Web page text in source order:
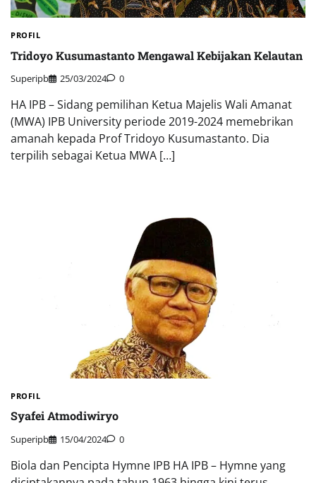
PROFIL
Tridoyo Kusumastanto Mengawal Kebijakan Kelautan
Superipb 25/03/2024 0
HA IPB – Sidang pemilihan Ketua Majelis Wali Amanat
(MWA) IPB University periode 2019-2024 memebrikan
amanah kepada Prof Tridoyo Kusumastanto. Dia
terpilih sebagai Ketua MWA […]
PROFIL
Syafei Atmodiwiryo
Superipb 15/04/2024 0
Biola dan Pencipta Hymne IPB HA IPB – Hymne yang